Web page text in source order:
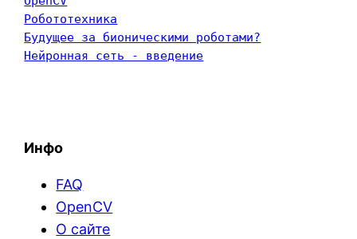
Робототехника
Будущее за бионическими роботами?
Нейронная сеть - введение
Инфо
FAQ
OpenCV
О сайте